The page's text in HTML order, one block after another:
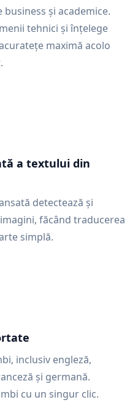
și academice.
tehnici și înțelege
maximă acolo
a textului din
detectează și
făcând traducerea
simplă.
inclusiv engleză,
și germană.
cu un singur clic.